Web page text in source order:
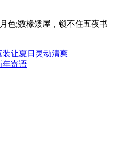
色;数椽矮屋，锁不住五夜书
装让夏日灵动清爽
年寄语